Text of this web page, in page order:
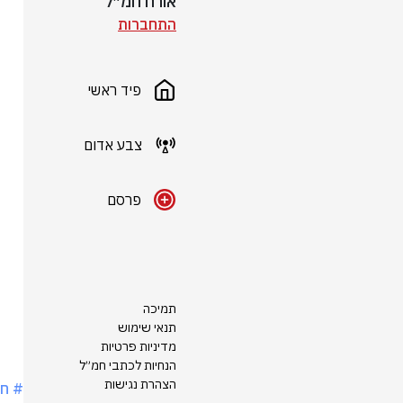
התחברות
פיד ראשי
צבע אדום
פרסם
תמיכה
תנאי שימוש
מדיניות פרטיות
הנחיות לכתבי חמ״ל
הצהרת נגישות
#